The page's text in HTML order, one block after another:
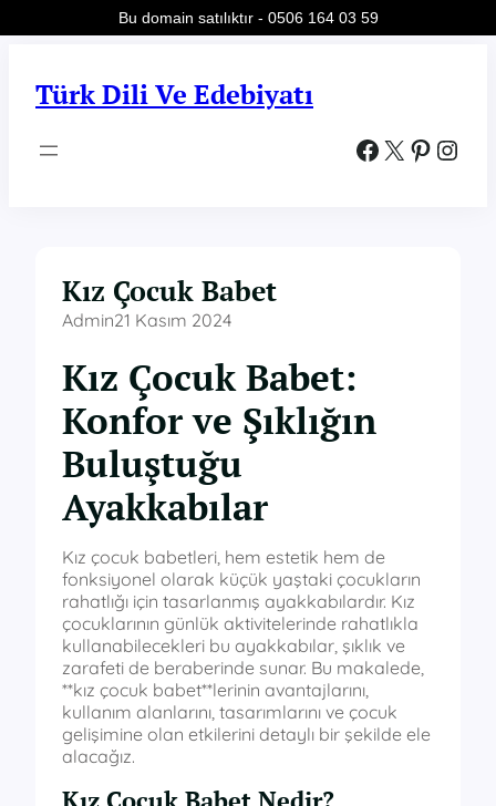
Türk Dili Ve Edebiyatı
Facebook X Pinterest Instagram
Kız Çocuk Babet
Admin21 Kasım 2024
Kız Çocuk Babet:
Konfor ve Şıklığın
Buluştuğu
Ayakkabılar
Kız çocuk babetleri, hem estetik hem de
fonksiyonel olarak küçük yaştaki çocukların
rahatlığı için tasarlanmış ayakkabılardır. Kız
çocuklarının günlük aktivitelerinde rahatlıkla
kullanabilecekleri bu ayakkabılar, şıklık ve
zarafeti de beraberinde sunar. Bu makalede,
**kız çocuk babet**lerinin avantajlarını,
kullanım alanlarını, tasarımlarını ve çocuk
gelişimine olan etkilerini detaylı bir şekilde ele
alacağız.
Bu domain satılıktır - 0506 164 03 59